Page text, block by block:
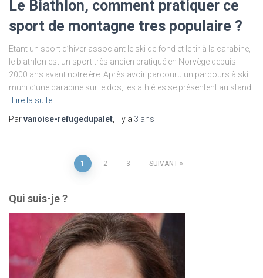
Le Biathlon, comment pratiquer ce
sport de montagne tres populaire ?
Etant un sport d’hiver associant le ski de fond et le tir à la carabine,
le biathlon est un sport très ancien pratiqué en Norvège depuis
2000 ans avant notre ère. Après avoir parcouru un parcours à ski
muni d’une carabine sur le dos, les athlètes se présentent au stand
Lire la suite
Parvanoise-refugedupalet , il y a 3 ans
Pagination
des
publications
1 2 3 SUIVANT
Qui suis-je ?